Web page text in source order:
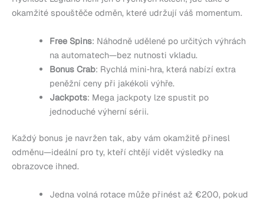
okamžité spouštěče odměn, které udržují váš momentum.
Free Spins: Náhodně udělené po určitých výhrách
na automatech—bez nutnosti vkladu.
Bonus Crab: Rychlá mini‑hra, která nabízí extra
peněžní ceny při jakékoli výhře.
Jackpots: Mega jackpoty lze spustit po
jednoduché výherní sérii.
Každý bonus je navržen tak, aby vám okamžitě přinesl
odměnu—ideální pro ty, kteří chtějí vidět výsledky na
obrazovce ihned.
Jedna volná rotace může přinést až €200, pokud